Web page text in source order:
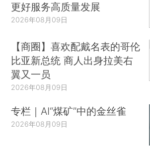
更好服务高质量发展
2026年08月09日
【商圈】喜欢配戴名表的哥伦
比亚新总统 商人出身拉美右
翼又一员
2026年08月09日
专栏｜AI“煤矿”中的金丝雀
2026年08月09日